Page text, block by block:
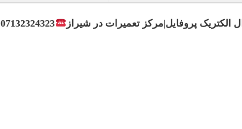
07132324323